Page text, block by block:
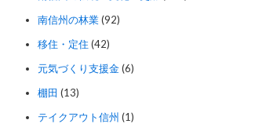
南信州の林業(92)
移住・定住 (42)
元気づくり支援金(6)
棚田 (13)
テイクアウト信州 (1)